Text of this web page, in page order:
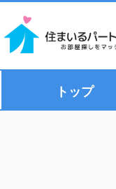
トップ